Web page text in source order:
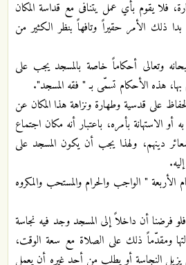
فلا يقوم بأي عمل يتنافى مع قداسة المكان
بدا ذلك الأمر حقيراً وتافهاً بنظر الكثير من
وتعالى أحكاماً خاصة بالمسجد يجب على
بها، هذه الأحكام تسمّى بـ " فقه المسجد".
على قدسية وطهارة ونزاهة هذا المكان عن
الاستهانة بأمره، باعتبار أنه مكان اجتماع
دينهم، ولهذا يجب أن يكون المسجد على
الأربعة " الواجب والحرام والمستحب والمكروه
فرضنا أن داخلاً إلى المسجد وجد فيه نجاسة
ومقدّماً ذلك على الصلاة مع سعة الوقت،
النجاسة أو يطلب من أحد غيره أن يعمل